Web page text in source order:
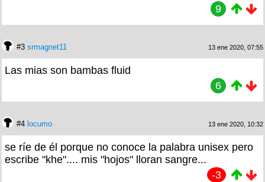
9
#3 srmagnet11 13 ene 2020, 07:55
Las mias son bambas fluid
6
#4 locumo 13 ene 2020, 10:32
se ríe de él porque no conoce la palabra unisex pero
escribe "khe".... mis "hojos" lloran sangre...
-3